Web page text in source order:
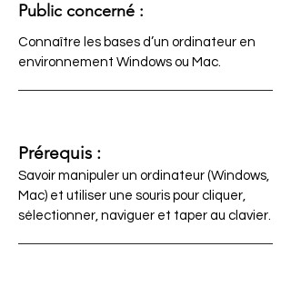
Public concerné :
Connaître les bases d’un ordinateur en
environnement Windows ou Mac.
Prérequis :
Savoir manipuler un ordinateur (Windows,
Mac) et utiliser une souris pour cliquer,
sélectionner, naviguer et taper au clavier.